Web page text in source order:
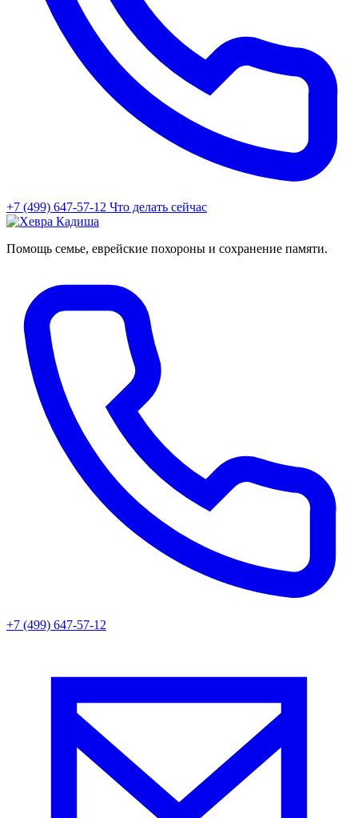
+7 (499) 647-57-12 Что делать сейчас
Помощь семье, еврейские похороны и сохранение памяти.
+7 (499) 647-57-12